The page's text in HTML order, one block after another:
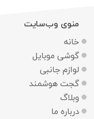
منوی وب‌سایت
خانه
گوشی موبایل
لوازم جانبی
گجت هوشمند
وبلاگ
درباره ما